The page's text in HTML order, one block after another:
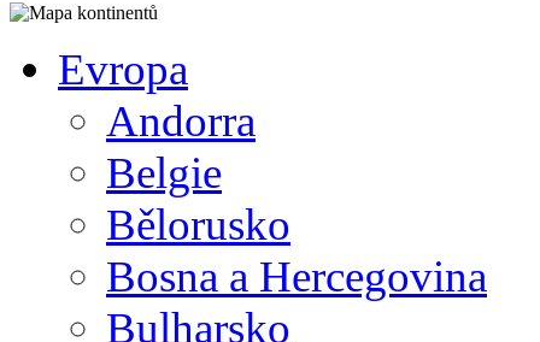
Evropa
Andorra
Belgie
Bělorusko
Bosna a Hercegovina
Bulharsko